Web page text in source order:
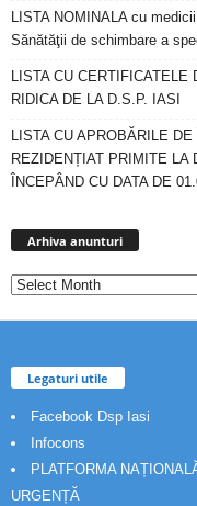
LISTA NOMINALA cu
Sănătăţii de schimbare a
LISTA CU CERTIFICATELE
RIDICA DE LA D.S.P. IASI
LISTA CU APROBĂRILE
REZIDENȚIAT PRIMITE LA
ÎNCEPÂND CU DATA DE
Arhiva anunturi
Legaturi utile
Facebook Dsp Iasi
Infocons
PLATFORMA
URGENȚĂ